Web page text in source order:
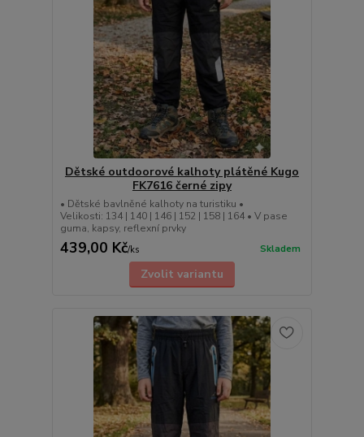
Dětské outdoorové kalhoty plátěné Kugo
FK7616 černé zipy
• Dětské bavlněné kalhoty na turistiku •
Velikosti: 134 | 140 | 146 | 152 | 158 | 164 • V pase
guma, kapsy, reflexní prvky
439,00 Kč/ks Skladem
Zvolit variantu